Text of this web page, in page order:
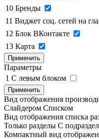
10 Бренды
11 Виджет соц. сетей на
12 Блок ВКонтакте
13 Карта
Применить
Параметры
1 C левым блоком
Применить
Вид отображения
Слайдером Списком
Вид отображения списка
Только разделы С
Компактный вид